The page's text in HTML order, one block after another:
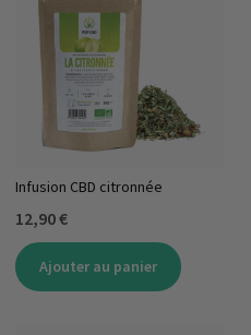
Infusion CBD citronnée
12,90 €
Ajouter au panier